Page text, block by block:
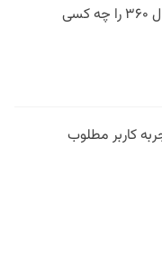
فیلتر در وقت اضافه؛ فوتبال ۳۶۰ را چه کسی
کاربر مطلوب